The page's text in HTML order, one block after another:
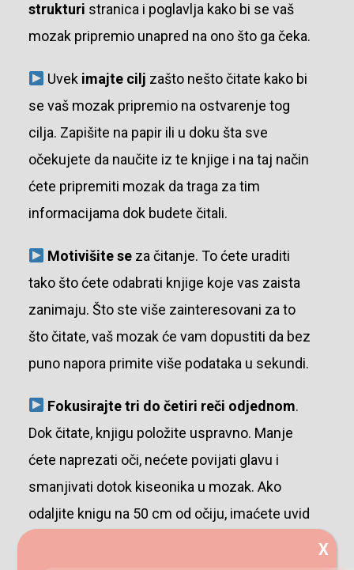
strukturi stranica i poglavlja kako bi se vaš
mozak pripremio unapred na ono što ga čeka.
Uvek imajte cilj zašto nešto čitate kako bi
se vaš mozak pripremio na ostvarenje tog
cilja. Zapišite na papir ili u doku šta sve
očekujete da naučite iz te knjige i na taj način
ćete pripremiti mozak da traga za tim
informacijama dok budete čitali.
Motivišite se za čitanje. To ćete uraditi
tako što ćete odabrati knjige koje vas zaista
zanimaju. Što ste više zainteresovani za to
što čitate, vaš mozak će vam dopustiti da bez
puno napora primite više podataka u sekundi.
Fokusirajte tri do četiri reči odjednom.
Dok čitate, knjigu položite uspravno. Manje
ćete naprezati oči, nećete povijati glavu i
smanjivati dotok kiseonika u mozak. Ako
odaljite knigu na 50 cm od očiju, imaćete uvid
X